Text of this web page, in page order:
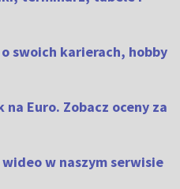
swoich karierach, hobby
Euro. Zobacz oceny za
w naszym serwisie